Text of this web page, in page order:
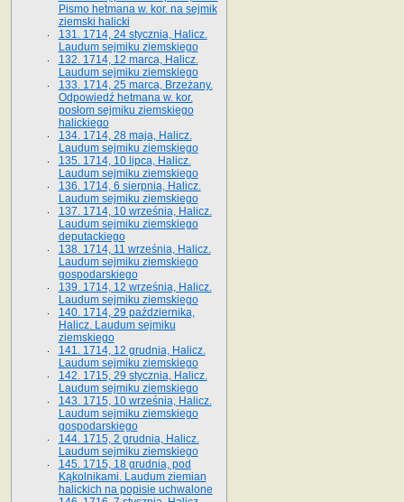
Pismo hetmana w. kor. na sejmik
ziemski halicki
131. 1714, 24 stycznia, Halicz.
Laudum sejmiku ziemskiego
132. 1714, 12 marca, Halicz.
Laudum sejmiku ziemskiego
133. 1714, 25 marca, Brzeżany.
Odpowiedź hetmana w. kor.
posłom sejmiku ziemskiego
halickiego
134. 1714, 28 maja, Halicz.
Laudum sejmiku ziemskiego
135. 1714, 10 lipca, Halicz.
Laudum sejmiku ziemskiego
136. 1714, 6 sierpnia, Halicz.
Laudum sejmiku ziemskiego
137. 1714, 10 września, Halicz.
Laudum sejmiku ziemskiego
deputackiego
138. 1714, 11 września, Halicz.
Laudum sejmiku ziemskiego
gospodarskiego
139. 1714, 12 września, Halicz.
Laudum sejmiku ziemskiego
140. 1714, 29 października,
Halicz. Laudum sejmiku
ziemskiego
141. 1714, 12 grudnia, Halicz.
Laudum sejmiku ziemskiego
142. 1715, 29 stycznia, Halicz.
Laudum sejmiku ziemskiego
143. 1715, 10 września, Halicz.
Laudum sejmiku ziemskiego
gospodarskiego
144. 1715, 2 grudnia, Halicz.
Laudum sejmiku ziemskiego
145. 1715, 18 grudnia, pod
Kąkolnikami. Laudum ziemian
halickich na popisie uchwalone